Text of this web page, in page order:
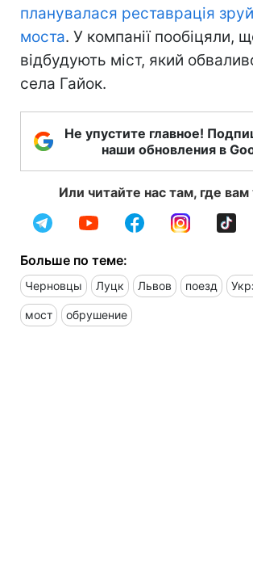
планувалася реставрація
моста. У компанії пообіцяли,
відбудують міст, який
села Гайок.
Не упустите главное!
наши обновления в
Или читайте нас там, где вам
Больше по теме:
Черновцы Луцк Львов поезд
мост обрушение